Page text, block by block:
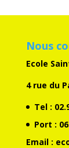
Nous
Ecole
4 rue du
Tel :
Port :
Email :